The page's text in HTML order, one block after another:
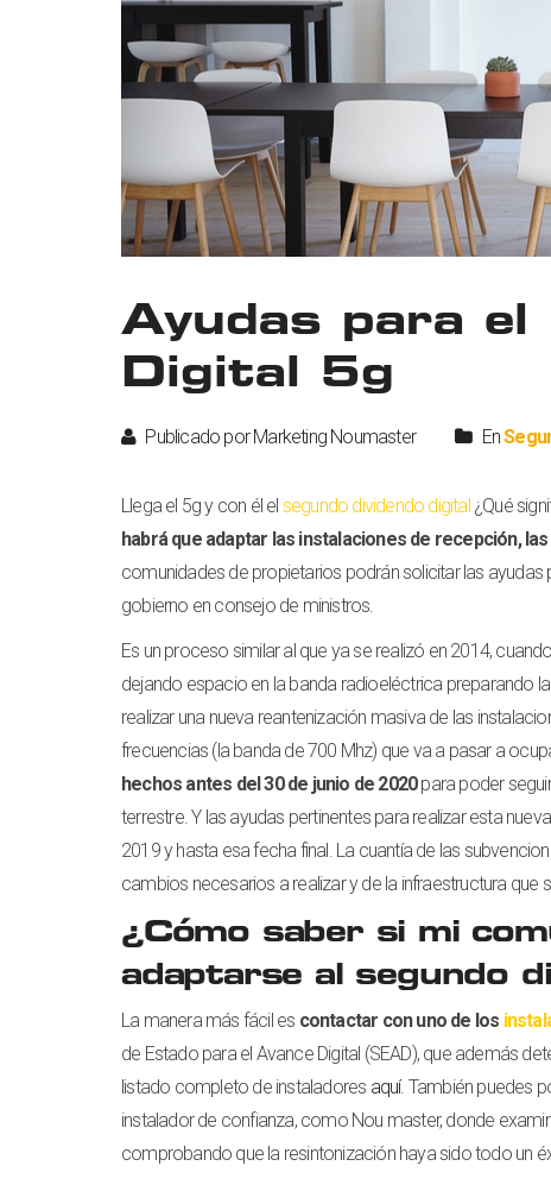
Ayudas para el
Digital 5g
Publicado por Marketing Noumaster En
Llega el 5g y con él el segundo dividendo digital ¿Qué
habrá que adaptar las instalaciones de recepción,
comunidades de propietarios podrán solicitar las
gobierno en consejo de ministros.
Es un proceso similar al que ya se realizó en 2014,
dejando espacio en la banda radioeléctrica preparando
realizar una nueva reantenización masiva de las
frecuencias (la banda de 700 Mhz) que va a pasar a
hechos antes del 30 de junio de 2020para poder
terrestre. Y las ayudas pertinentes para realizar esta
2019 y hasta esa fecha final. La cuantía de las
cambios necesarios a realizar y de la infraestructura que
¿Cómo saber si mi
adaptarse al segundo
La manera más fácil es contactar con uno de los
de Estado para el Avance Digital (SEAD), que además
listado completo de instaladores aquí. También puedes
instalador de confianza, como Nou master, donde
comprobando que la resintonización haya sido todo un